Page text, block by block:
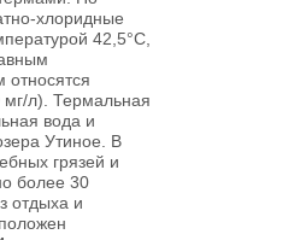
хлоридные
42,5°С,
мг/л). Термальная
вода и
Утиное. В
грязей и
более 30
отдыха и